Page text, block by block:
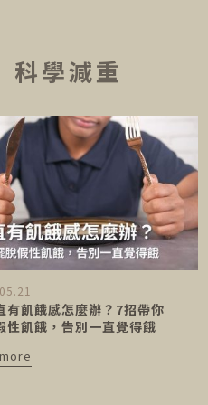
科學減重
有飢餓感怎麼辦？7招帶你
性飢餓，告別一直覺得餓